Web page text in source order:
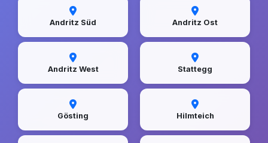
Andritz Süd Andritz Ost
Andritz West Stattegg
Gösting Hilmteich